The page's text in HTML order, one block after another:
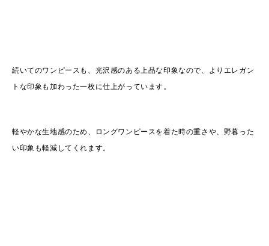
続いてのワンピースも、光沢感のある上品な印象なので、よりエレガン
トな印象も加わった一枚に仕上がっています。
軽やかな生地感のため、ロングワンピースを着た時の重さや、野暮った
い印象も軽減してくれます。